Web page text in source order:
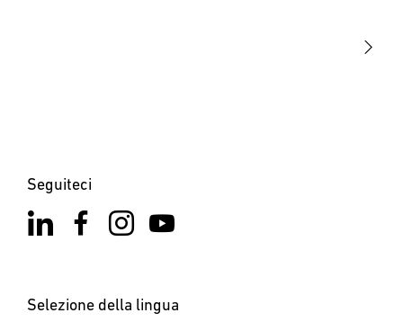
Seguiteci
Selezione della lingua